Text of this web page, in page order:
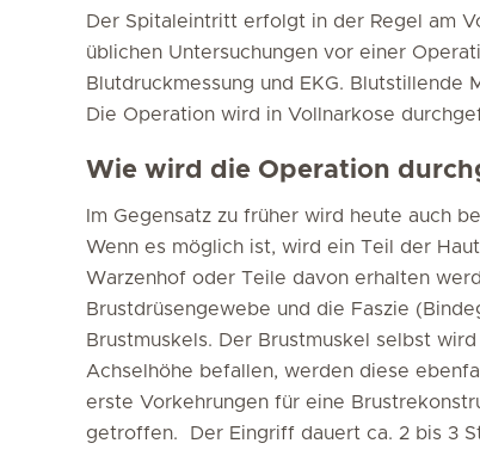
Der Spitaleintritt erfolgt in der Regel am
üblichen Untersuchungen vor einer
Blutdruckmessung und EKG.
Die Operation wird in Vollnarkose
Wie wird die Operation
Im Gegensatz zu früher wird heute auch
Wenn es möglich ist, wird ein Teil der
Warzenhof oder Teile davon erhalten
Brustdrüsengewebe und die Faszie
Brustmuskels. Der Brustmuskel selbst
Achselhöhe befallen, werden diese
erste Vorkehrungen für eine
getroffen. Der Eingriff dauert ca. 2 bis 3